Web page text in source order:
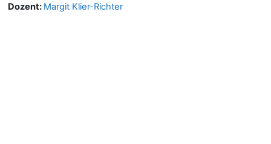
Dozent: Margit Klier-Richter